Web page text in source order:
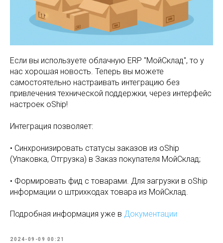
Если вы используете облачную ERP "МойСклад", то у
нас хорошая новость. Теперь вы можете
самостоятельно настраивать интеграцию без
привлечения технической поддержки, через интерфейс
настроек oShip!
Интеграция позволяет:
• Синхронизировать статусы заказов из oShip
(Упаковка, Отгрузка) в Заказ покупателя МойСклад;
• Формировать фид с товарами. Для загрузки в oShip
информации о штрихкодах товара из МойСклад.
Подробная информация уже в Документации
2024-09-09 00:21